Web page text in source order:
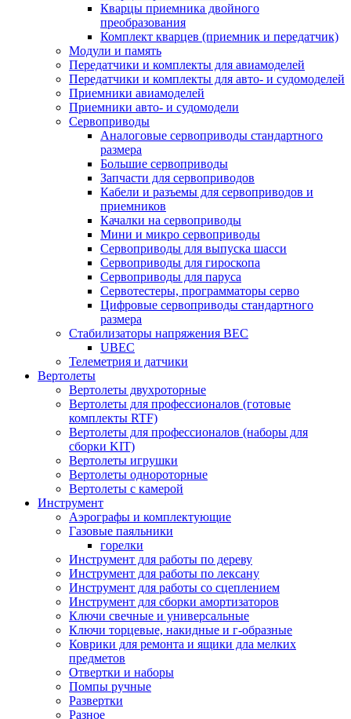
Кварцы приемника двойного
преобразования
Комплект кварцев (приемник и передатчик)
Модули и память
Передатчики и комплекты для авиамоделей
Передатчики и комплекты для авто- и судомоделей
Приемники авиамоделей
Приемники авто- и судомодели
Сервоприводы
Аналоговые сервоприводы стандартного
размера
Большие сервоприводы
Запчасти для сервоприводов
Кабели и разъемы для сервоприводов и
приемников
Качалки на сервоприводы
Мини и микро сервоприводы
Сервоприводы для выпуска шасси
Сервоприводы для гироскопа
Сервоприводы для паруса
Сервотестеры, программаторы серво
Цифровые сервоприводы стандартного
размера
Стабилизаторы напряжения BEC
UBEC
Телеметрия и датчики
Вертолеты
Вертолеты двухроторные
Вертолеты для профессионалов (готовые
комплекты RTF)
Вертолеты для профессионалов (наборы для
сборки KIT)
Вертолеты игрушки
Вертолеты однороторные
Вертолеты с камерой
Инструмент
Аэрографы и комплектующие
Газовые паяльники
горелки
Инструмент для работы по дереву
Инструмент для работы по лексану
Инструмент для работы со сцеплением
Инструмент для сборки амортизаторов
Ключи свечные и универсальные
Ключи торцевые, накидные и г-образные
Коврики для ремонта и ящики дла мелких
предметов
Отвертки и наборы
Помпы ручные
Развертки
Разное